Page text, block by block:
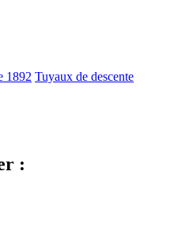
1892 Tuyaux de descente
: